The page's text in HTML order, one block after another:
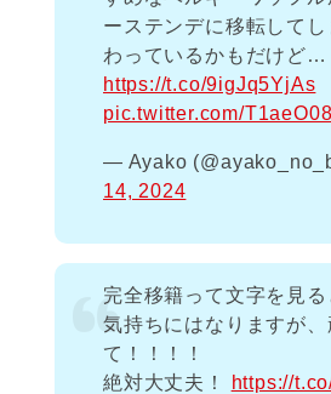
ーステンデに移転して
わっているかもだけど…
https://t.co/9igJq5YjAs
pic.twitter.com/
— Ayako
14, 2024
完全移籍って文字を見
気持ちにはなりますが、
て！！！！
絶対大丈夫！
https://